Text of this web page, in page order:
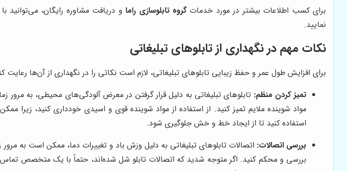
برای کسب اطلاعات بیشتر در مورد خدمات گروه تابلوسازی راماو دریافت مشاوره رایگان،
نمایید.
نکات مهم در نگهداری از تابلوهای تبلیغاتی
برای افزایش طول عمر و حفظ زیبایی تابلوهای تبلیغاتی، لازم است نکاتی را در نگهداری از آن‌ها رعایت
تمیز کردن منظم: تابلوهای تبلیغاتی به دلیل قرار گرفتن در معرض آلودگی‌های محیطی، به مرور
مواد شوینده ملایم تمیز کنید. از استفاده از مواد شوینده قوی و اسیدی خودداری کنید، زیرا
استفاده کنید تا از ایجاد خط و خش جلوگیری شود.
بررسی اتصالات: اتصالات تابلوهای تبلیغاتی به دلیل وزش باد و تغییرات دما، ممکن است به
بررسی و محکم کنید. اگر متوجه شدید که اتصالات تابلو شل شده‌اند، حتماً با یک متخصص تماس